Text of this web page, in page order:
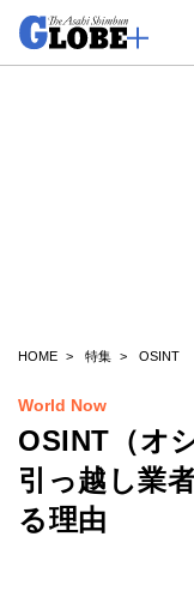
HOME 特集 OSINT
World Now
OSINT（オ
引っ越し業
る理由